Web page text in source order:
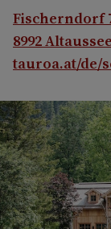
Fischerndorf
8992 Altaussee
tauroa.at/de/